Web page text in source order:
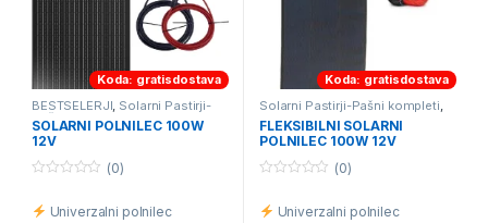
Koda: gratisdostava
BESTSELERJI, Solarni Pastirji-
Pašni kompleti , Solarni polnilci
SOLARNI POLNILEC 100W
12V
u
(0)
Univerzalni polnilec
Koda: gratisdostava
Solarni Pastirji-Pašni kompleti,
Solarni polnilci
FLEKSIBILNI SOLARNI
POLNILEC 100W 12V
u
(0)
Univerzalni polnilec